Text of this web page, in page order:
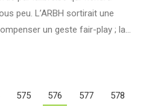
peu. L’ARBH sortirait une
un geste fair-play ; la…
575 576 577
578